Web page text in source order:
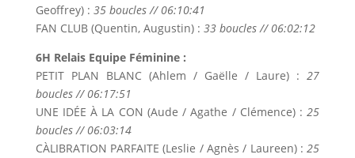
Geoffrey) : 35 boucles // 06:10:41
FAN CLUB (Quentin, Augustin) : 33 boucles // 06:02:12
6H Relais Equipe Féminine :
PETIT PLAN BLANC (Ahlem / Gaëlle / Laure) :27
boucles // 06:17:51
UNE IDÉE À LA CON (Aude / Agathe / Clémence) :25
boucles // 06:03:14
CÀLIBRATION PARFAITE (Leslie / Agnès / Laureen) :25